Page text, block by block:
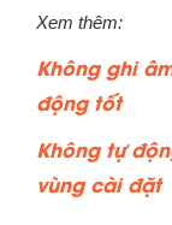
Xem thêm:
Không ghi
động tốt
Không tự
vùng cài đặt